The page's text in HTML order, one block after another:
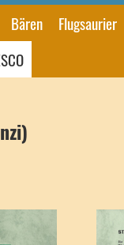
Bären Flugsaurier